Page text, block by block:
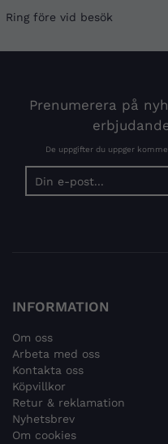
Ring före vid besök
Prenumerera på
De uppgifter du uppger
INFORMATION
Om oss
Arbeta med oss
Kontakta oss
Köpvillkor
Retur & reklamation
Nyhetsbrev
Om cookies